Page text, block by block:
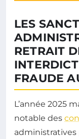
LES
RETRAIT
FRAUDE
L’année 2025
notable des
administratives